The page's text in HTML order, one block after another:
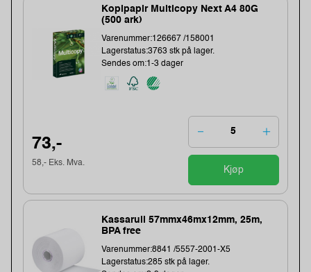
Kopipapir Multicopy Next A4 80G
(500 ark)
Varenummer:126667 /158001
Lagerstatus:3763 stk på lager.
Sendes om:1-3 dager
73,-
58,- Eks. Mva.
Kjøp
Kassarull 57mmx46mx12mm, 25m,
BPA free
Varenummer:8841 /5557-2001-X5
Lagerstatus:285 stk på lager.